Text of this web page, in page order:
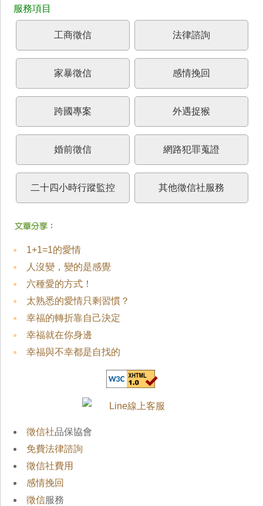
工商徵信 法律諮詢
家暴徵信 感情挽回
跨國專案 外遇捉猴
婚前徵信 網路犯罪蒐證
二十四小時行蹤監控 其他徵信社服務
1+1=1的愛情
人沒變，變的是感覺
六種愛的方式！
太熟悉的愛情只剩習慣？
幸福的轉折靠自己決定
幸福就在你身邊
幸福與不幸都是自找的
徵信社品保協會
免費法律諮詢
徵信社費用
感情挽回
徵信服務